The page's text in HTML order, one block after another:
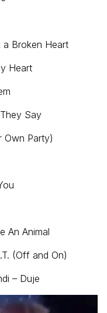
a Broken Heart
Heart
Say
Own Party)
An Animal
(Off and On)
– Duje